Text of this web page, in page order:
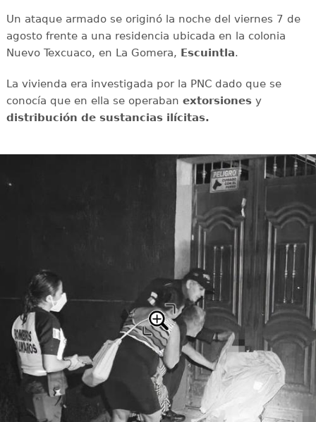
Un ataque armado se originó la noche del viernes 7 de
agosto frente a una residencia ubicada en la colonia
Nuevo Texcuaco, en La Gomera, Escuintla.
La vivienda era investigada por la PNC dado que se
conocía que en ella se operaban extorsionesy
distribución de sustancias ilícitas.